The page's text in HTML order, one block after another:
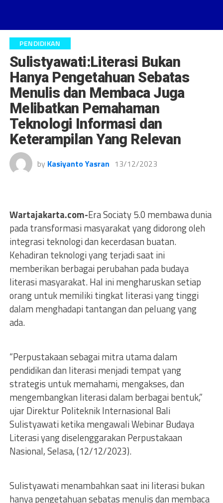
PENDIDIKAN
Sulistyawati:Literasi Bukan
Hanya Pengetahuan Sebatas
Menulis dan Membaca Juga
Melibatkan Pemahaman
Teknologi Informasi dan
Keterampilan Yang Relevan
by Kasiyanto Yasran 13/12/2023
Wartajakarta.com-Era Sociaty 5.0 membawa dunia
pada transformasi masyarakat yang didorong oleh
integrasi teknologi dan kecerdasan buatan.
Kehadiran teknologi yang terjadi saat ini
memberikan berbagai perubahan pada budaya
literasi masyarakat. Hal ini mengharuskan setiap
orang untuk memiliki tingkat literasi yang tinggi
dalam menghadapi tantangan dan peluang yang
ada.
“Perpustakaan sebagai mitra utama dalam
pendidikan dan literasi menjadi tempat yang
strategis untuk memahami, mengakses, dan
mengembangkan literasi dalam berbagai bentuk,”
ujar Direktur Politeknik Internasional Bali
Sulistyawati ketika mengawali Webinar Budaya
Literasi yang diselenggarakan Perpustakaan
Nasional, Selasa, (12/12/2023).
Sulistyawati menambahkan saat ini literasi bukan
hanya pengetahuan sebatas menulis dan membaca